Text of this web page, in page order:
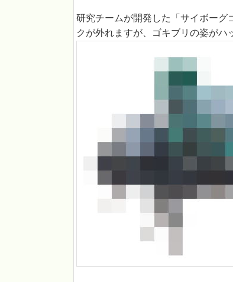
研究チームが開発した「サイボーグ
クが外れますが、ゴキブリの姿がハ